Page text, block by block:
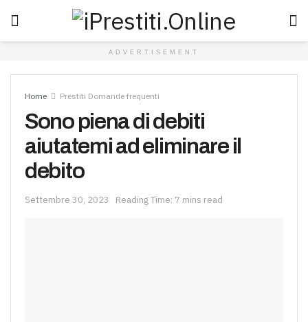
ADVERTISEMENT
Home Prestiti Domande frequenti
Sono piena di debiti
aiutatemi ad eliminare il
debito
Settembre 30, 2023 Reading Time: 7 mins read